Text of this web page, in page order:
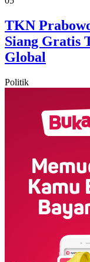
TKN
Siang Gratis
Global
Politik